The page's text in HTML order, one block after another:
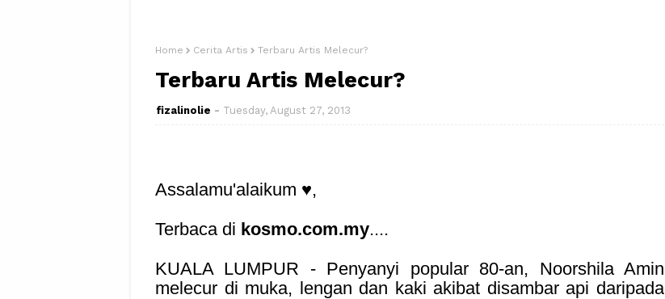
Home Cerita Artis Terbaru Artis Melecur?
Terbaru Artis Melecur?
fizalinolie Tuesday, August 27, 2013
Assalamu'alaikum ♥,
Terbaca di kosmo.com.my....
KUALA LUMPUR - Penyanyi popular 80-an, Noorshila Amin
melecur di muka, lengan dan kaki akibat disambar api daripada